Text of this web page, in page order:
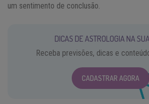
um sentimento de conclusão.
DICAS DE ASTROLOGIA NA
Receba previsões, dicas e
CADASTRAR AGORA